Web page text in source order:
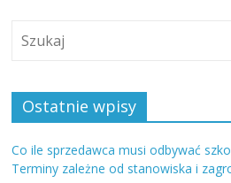
Ostatnie wpisy
Co ile sprzedawca musi odbywać
Terminy zależne od stanowiska i